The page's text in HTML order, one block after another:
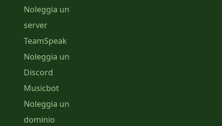
Noleggia un
server
TeamSpeak
Noleggia un
Discord
Musicbot
Noleggia un
dominio